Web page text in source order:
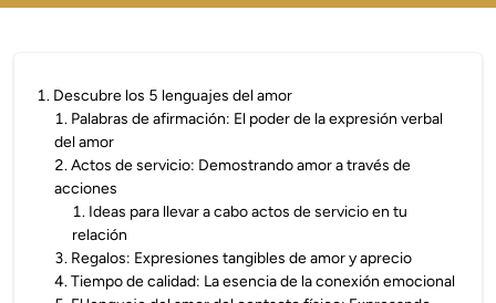
1. Descubre los 5 lenguajes del amor
1. Palabras de afirmación: El poder de la expresión verbal
del amor
2.Actos de servicio: Demostrando amor a través de
acciones
1. Ideas para llevar a cabo actos de servicio en tu
relación
3. Regalos: Expresiones tangibles de amor y aprecio
4.Tiempo de calidad: La esencia de la conexión emocional